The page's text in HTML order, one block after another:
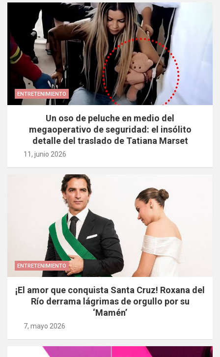
ENTRETENIMIENTO
Un oso de peluche en medio del
megaoperativo de seguridad: el insólito
detalle del traslado de Tatiana Marset
11, junio 2026
ENTRETENIMIENTO
¡El amor que conquista Santa Cruz! Roxana del
Río derrama lágrimas de orgullo por su
‘Mamén’
7, mayo 2026